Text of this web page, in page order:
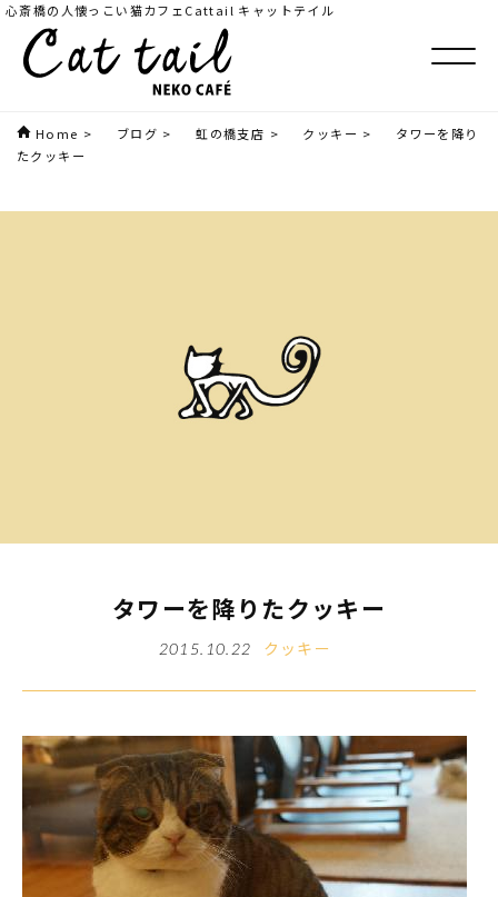
心斎橋の人懐っこい猫カフェCattail キャットテイル
Home > ブログ > 虹の橋支店 > クッキー >
タワーを降り
たクッキー
タワーを降りたクッキー
2015.10.22 クッキー